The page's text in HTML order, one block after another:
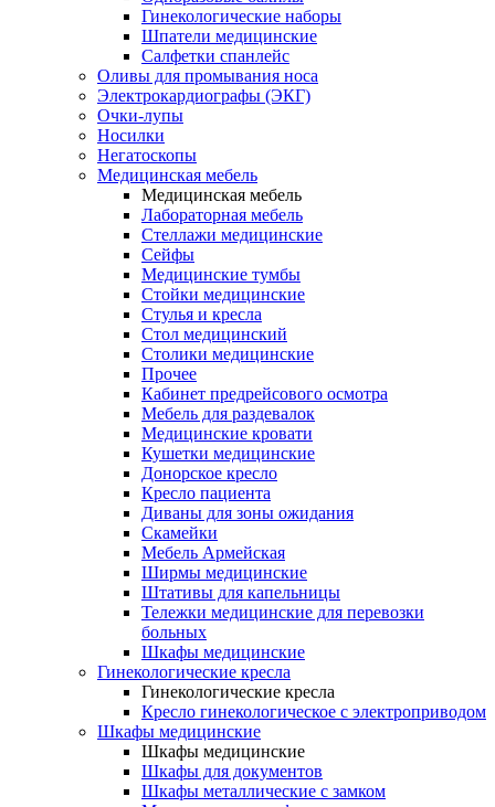
Гинекологические наборы
Шпатели медицинские
Салфетки спанлейс
Оливы для промывания носа
Электрокардиографы (ЭКГ)
Очки-лупы
Носилки
Негатоскопы
Медицинская мебель
Медицинская мебель
Лабораторная мебель
Стеллажи медицинские
Сейфы
Медицинские тумбы
Стойки медицинские
Cтулья и кресла
Стол медицинский
Столики медицинские
Прочее
Кабинет предрейсового осмотра
Мебель для раздевалок
Медицинские кровати
Кушетки медицинские
Донорское кресло
Кресло пациента
Диваны для зоны ожидания
Скамейки
Мебель Армейская
Ширмы медицинские
Штативы для капельницы
Тележки медицинские для перевозки
больных
Шкафы медицинские
Гинекологические кресла
Гинекологические кресла
Кресло гинекологическое с электроприводом
Шкафы медицинские
Шкафы медицинские
Шкафы для документов
Шкафы металлические с замком